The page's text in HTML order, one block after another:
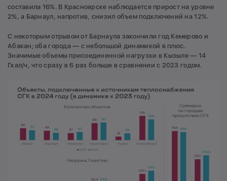
составила 16%. В Красноярске наблюдается прирост на уровне
2%, а Барнаул, напротив, снизил объем подключений на 12%.
С некоторым отрывом от Барнаула закончили год Кемерово и
Абакан; оба города — с небольшой динамикой в плюс.
Значимые объемы присоединенной нагрузки в Кызыле — 14
Гкал/ч, что сразу в 6 раз больше в сравнении с 2023 годом.